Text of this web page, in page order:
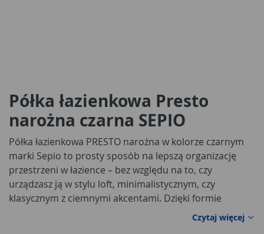
Półka łazienkowa Presto
narożna czarna SEPIO
Półka łazienkowa PRESTO narożna w kolorze czarnym
marki Sepio to prosty sposób na lepszą organizację
przestrzeni w łazience – bez względu na to, czy
urządzasz ją w stylu loft, minimalistycznym, czy
klasycznym z ciemnymi akcentami. Dzięki formie
narożnej wykorzystuje miejsce, które często pozostaje
niewykorzystane, a jednocześnie pozwala mieć
Czytaj więcej